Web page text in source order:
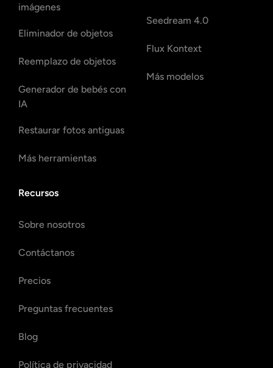
imágenes
Eliminador de objetos
Reemplazo de objetos
Generador de bebés con
IA
Restaurar fotos antiguas
Más herramientas
Seedream 4.0
Flux Kontext
Más modelos
Recursos
Sobre nosotros
Contáctanos
Precios
Preguntas frecuentes
Blog
Política de privacidad